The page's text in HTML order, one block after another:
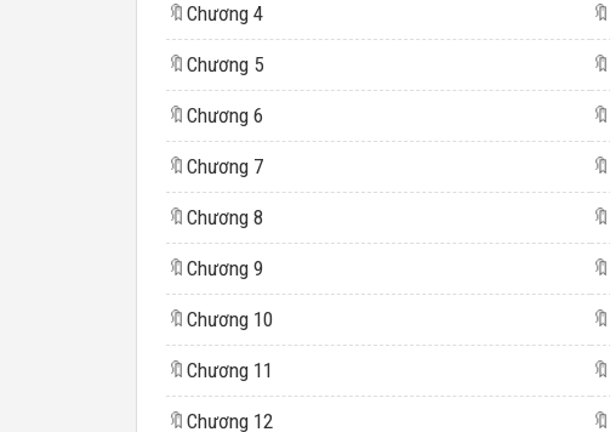
🔖 Chương 4
🔖 Chương 5
🔖 Chương 6
🔖 Chương 7
🔖 Chương 8
🔖 Chương 9
🔖 Chương 10
🔖 Chương 11
🔖 Chương 12
🔖
🔖
🔖
🔖
🔖
🔖
🔖
🔖
🔖